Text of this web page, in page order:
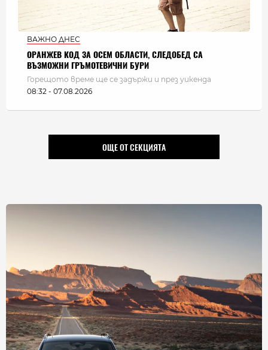
ВАЖНО ДНЕС
ОРАНЖЕВ КОД ЗА ОСЕМ ОБЛАСТИ, СЛЕДОБЕД СА
ВЪЗМОЖНИ ГРЪМОТЕВИЧНИ БУРИ
Горещото време ще се задържи и през уикенда
08:32 - 07.08.2026
ОЩЕ ОТ СЕКЦИЯТА